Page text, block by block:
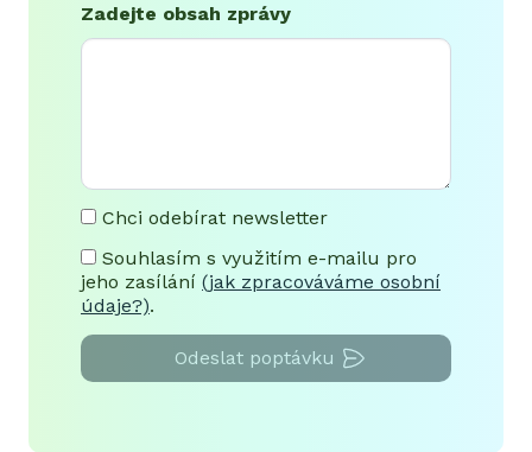
Zadejte obsah zprávy
Chci odebírat newsletter
Souhlasím s využitím e-mailu pro
jeho zasílání (jak zpracováváme osobní
údaje?).
Odeslat poptávku